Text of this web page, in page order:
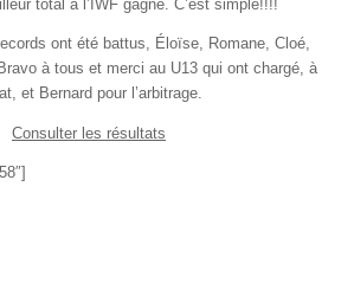
total à l’IWF gagne. C’est simple!!!!
ont été battus, Éloïse, Romane, Cloé,
à tous et merci au U13 qui ont chargé, à
et Bernard pour l’arbitrage.
Consulter les résultats